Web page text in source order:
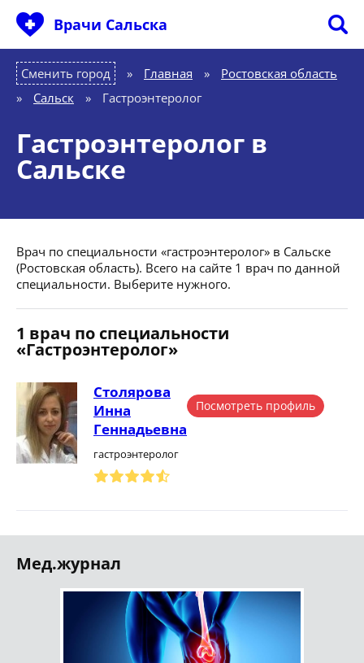
Врачи Сальска
Сменить город Главная »
Ростовская область
»
Сальск » Гастроэнтеролог
Гастроэнтеролог в
Сальске
Врач по специальности «гастроэнтеролог» в Сальске
(Ростовская область). Всего на сайте 1 врач по данной
специальности. Выберите нужного.
1 врач по специальности
«Гастроэнтеролог»
Столярова
Инна
Геннадьевна
гастроэнтеролог
Посмотреть профиль
Мед.журнал